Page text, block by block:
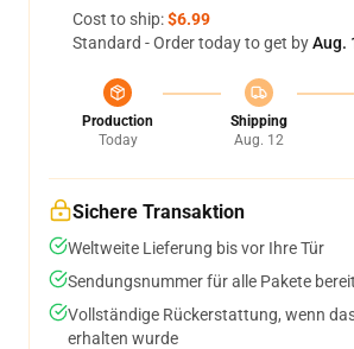
Cost to ship:$6.99
Standard - Order today to get byAug.
Production
Today
Shipping
Aug. 12
Sichere Transaktion
Weltweite Lieferung bis vor Ihre Tür
Sendungsnummer für alle Pakete
Vollständige Rückerstattung, wenn
erhalten wurde